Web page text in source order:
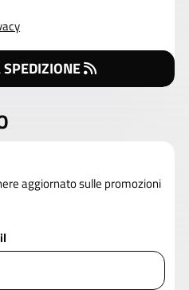
aggiornato sulle promozioni